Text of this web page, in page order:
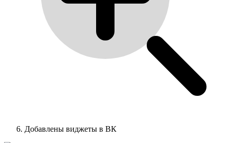
Добавлены виджеты в ВК